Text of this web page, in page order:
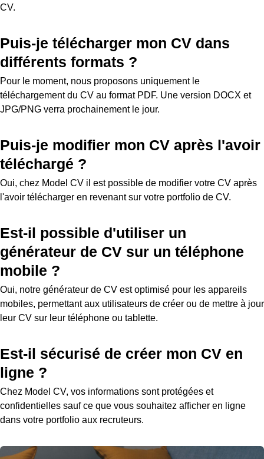
CV.
Puis-je télécharger mon CV dans
différents formats ?
Pour le moment, nous proposons uniquement le
téléchargement du CV au format PDF. Une version DOCX et
JPG/PNG verra prochainement le jour.
Puis-je modifier mon CV après l'avoir
téléchargé ?
Oui, chez Model CV il est possible de modifier votre CV après
l'avoir télécharger en revenant sur votre portfolio de CV.
Est-il possible d'utiliser un
générateur de CV sur un téléphone
mobile ?
Oui, notre générateur de CV est optimisé pour les appareils
mobiles, permettant aux utilisateurs de créer ou de mettre à jour
leur CV sur leur téléphone ou tablette.
Est-il sécurisé de créer mon CV en
ligne ?
Chez Model CV, vos informations sont protégées et
confidentielles sauf ce que vous souhaitez afficher en ligne
dans votre portfolio aux recruteurs.